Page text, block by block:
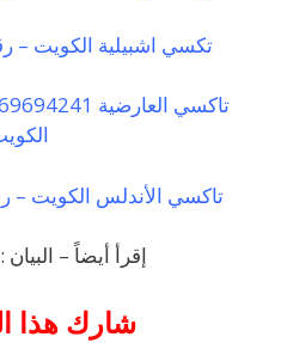
تكسي اشبيلية الكويت –
تاكسي الأندلس الكويت –
إقرأ أيضاً –
شارك هذا